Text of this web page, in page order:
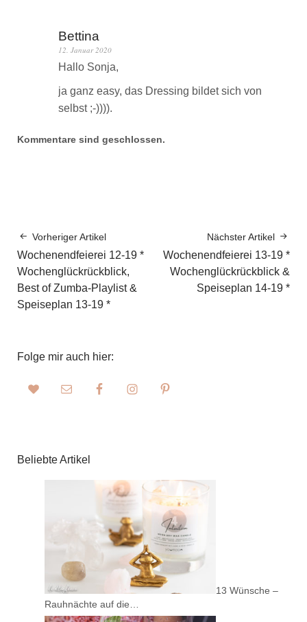
Bettina
12. Januar 2020
Hallo Sonja,
ja ganz easy, das Dressing bildet sich von
selbst ;-)))).
Kommentare sind geschlossen.
Vorheriger Artikel
Wochenendfeierei 12-19 *
Wochenglückrückblick,
Best of Zumba-Playlist &
Speiseplan 13-19 *
Nächster Artikel
Wochenendfeierei 13-19 *
Wochenglückrückblick &
Speiseplan 14-19 *
Folge mir auch hier:
Beliebte Artikel
13 Wünsche –
Rauhnächte auf die…